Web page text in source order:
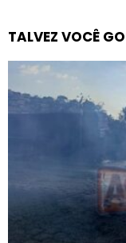
TALVEZ VOCÊ